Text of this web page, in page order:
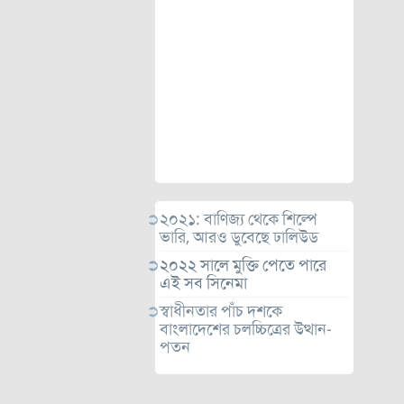
২০২১: বাণিজ্য থেকে শিল্পে
ভারি, আরও ডুবেছে ঢালিউড
২০২২ সালে মুক্তি পেতে পারে
এই সব সিনেমা
স্বাধীনতার পাঁচ দশকে
বাংলাদেশের চলচ্চিত্রের উত্থান-
পতন